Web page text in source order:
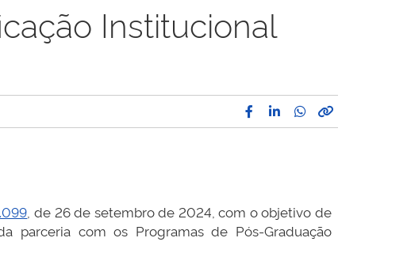
Institucional
, de 26 de setembro de 2024, com o objetivo de
parceria com os Programas de Pós-Graduação